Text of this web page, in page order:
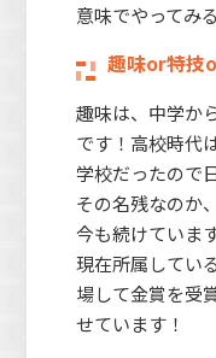
意味でやってみ
趣味or特技
趣味は、中学か
です！高校時代
学校だったので
その名残なのか
今も続けていま
現在所属してい
場して金賞を受
せています！